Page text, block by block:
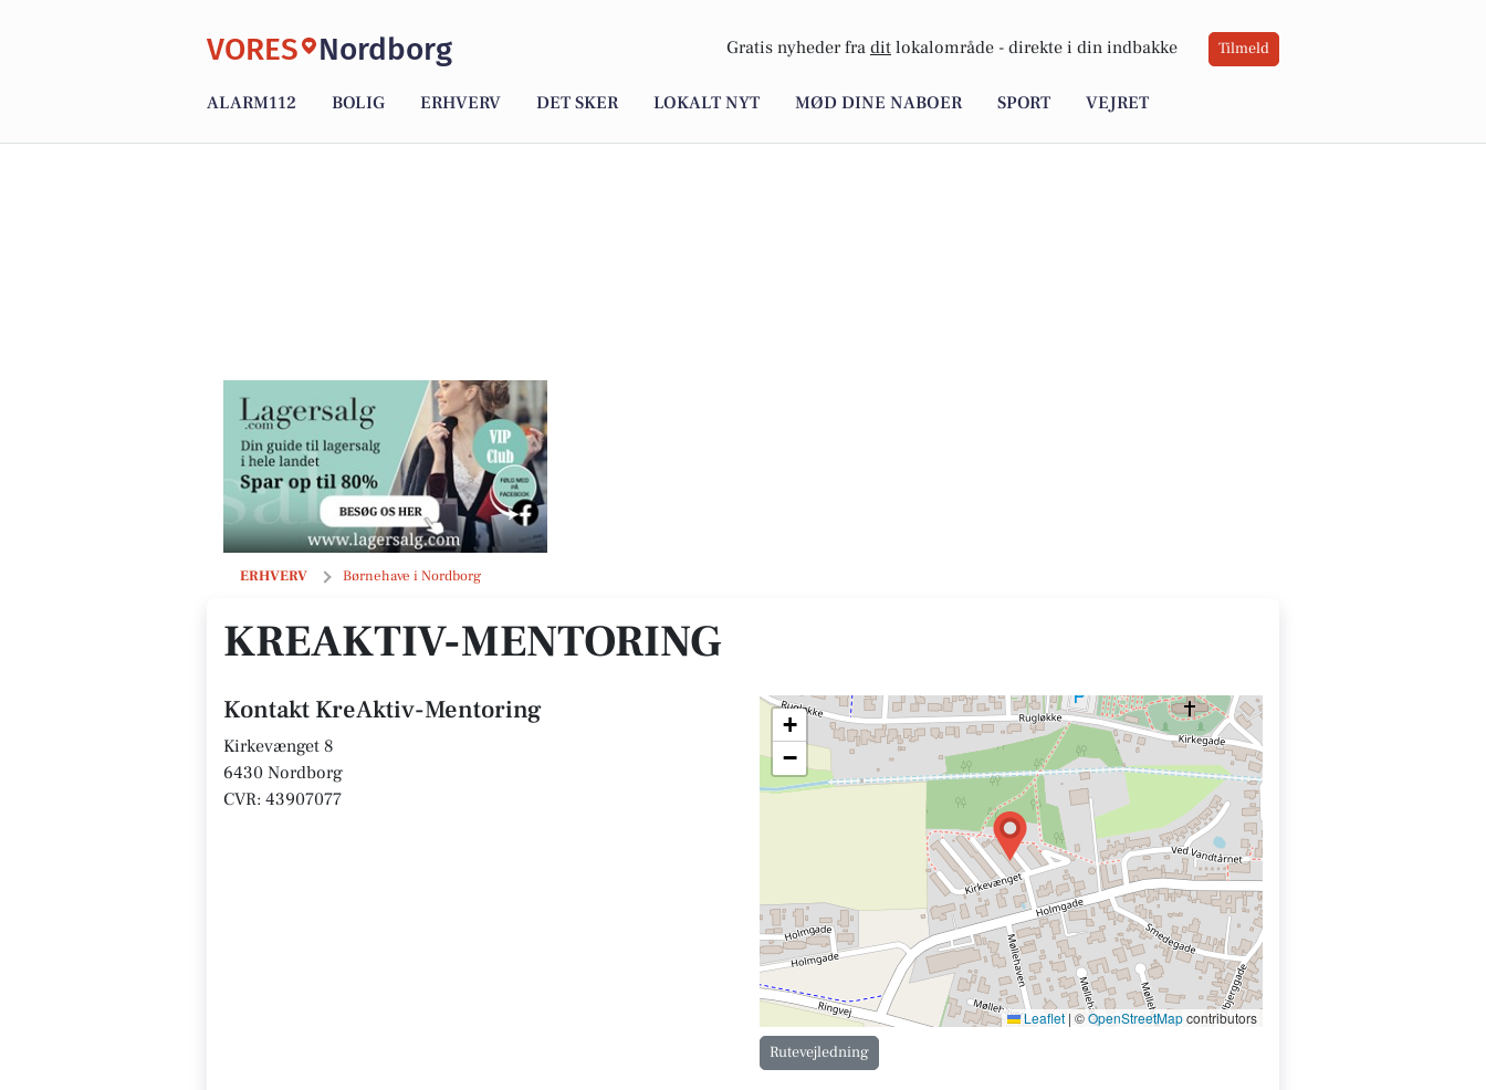
VORES Nordborg Gratis nyheder fra dit lokalområde - direkte i din indbakke Tilmeld
ALARM112 BOLIG ERHVERV DET SKER LOKALT NYT MØD DINE NABOER SPORT VEJRET
ERHVERV Børnehave i Nordborg
KreAktiv-Mentoring
KREAKTIV-MENTORING
Kontakt KreAktiv-Mentoring
Kirkevænget 8
6430 Nordborg
CVR: 43907077
+
−
Leaflet | ©OpenStreetMapcontributors
Rutevejledning